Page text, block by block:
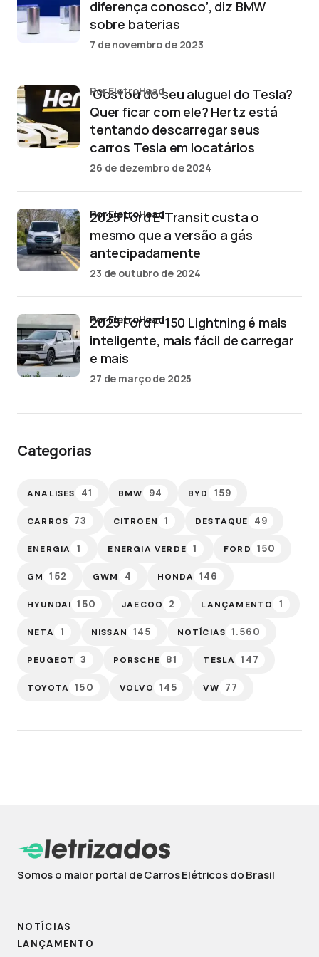
diferença conosco’, diz BMW
sobre baterias
7 de novembro de 2023
‘Gostou do seu aluguel do Tesla?
Quer ficar com ele? Hertz está
tentando descarregar seus
carros Tesla em locatários
por EletroHead
26 de dezembro de 2024
2025 Ford E-Transit custa o
mesmo que a versão a gás
antecipadamente
por EletroHead
23 de outubro de 2024
2025 Ford F-150 Lightning é mais
inteligente, mais fácil de carregar
e mais
por EletroHead
27 de março de 2025
Categorias
ANALISES 41 BMW 94 BYD 159
CARROS 73 CITROEN 1 DESTAQUE 49
ENERGIA 1 ENERGIA VERDE 1 FORD 150
GM 152 GWM 4 HONDA 146
HYUNDAI 150 JAECOO 2 LANÇAMENTO 1
NETA 1 NISSAN 145 NOTÍCIAS 1.560
PEUGEOT 3 PORSCHE 81 TESLA 147
TOYOTA 150 VOLVO 145 VW 77
Somos o maior portal de Carros Elétricos do Brasil
NOTÍCIAS
LANÇAMENTO